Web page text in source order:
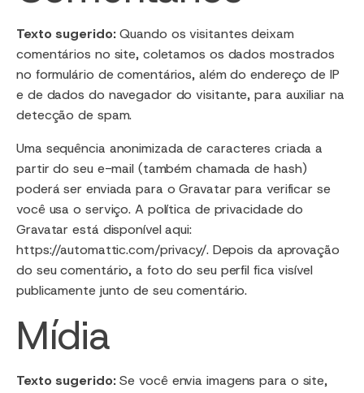
Texto sugerido:Quando os visitantes deixam
comentários no site, coletamos os dados mostrados
no formulário de comentários, além do endereço de IP
e de dados do navegador do visitante, para auxiliar na
detecção de spam.
Uma sequência anonimizada de caracteres criada a
partir do seu e-mail (também chamada de hash)
poderá ser enviada para o Gravatar para verificar se
você usa o serviço. A política de privacidade do
Gravatar está disponível aqui:
https://automattic.com/privacy/. Depois da aprovação
do seu comentário, a foto do seu perfil fica visível
publicamente junto de seu comentário.
Mídia
Texto sugerido:Se você envia imagens para o site,